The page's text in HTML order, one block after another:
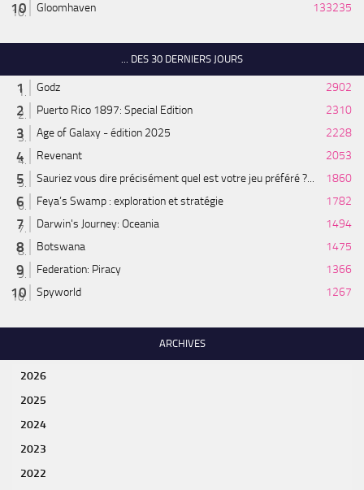
Gloomhaven
133235
... DES 30 DERNIERS JOURS
Godz
2902
Puerto Rico 1897: Special Edition
2310
Age of Galaxy - édition 2025
2228
Revenant
2053
Sauriez vous dire précisément quel est votre jeu préféré ?...
1860
Feya’s Swamp : exploration et stratégie
1782
Darwin's Journey: Oceania
1494
Botswana
1475
Federation: Piracy
1366
Spyworld
1267
ARCHIVES
2026
2025
2024
2023
2022